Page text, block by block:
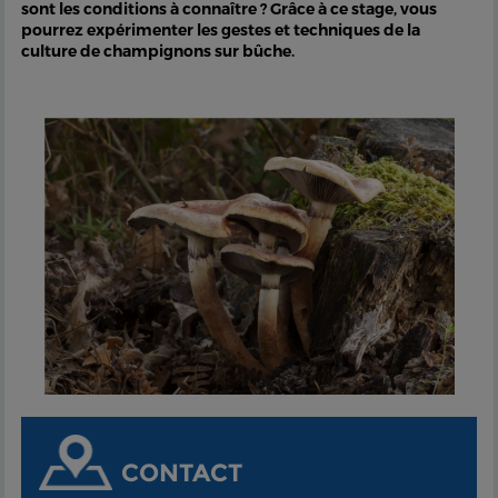
sont les conditions à connaître ? Grâce à ce stage, vous
pourrez expérimenter les gestes et techniques de la
culture de champignons sur bûche.
CONTACT